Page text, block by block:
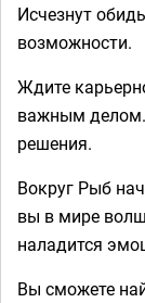
Исчезнут
возможности.
Ждите
важным
решения.
Вокруг Рыб
вы в мире
наладится
Вы сможете